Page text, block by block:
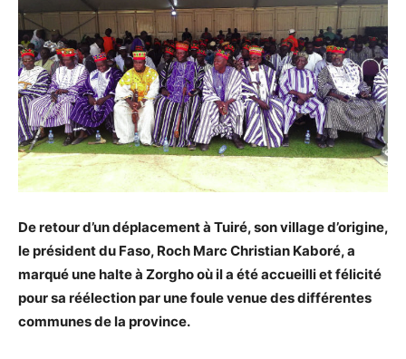
De retour d’un déplacement à Tuiré, son village d’origine,
le président du Faso, Roch Marc Christian Kaboré, a
marqué une halte à Zorgho où il a été accueilli et félicité
pour sa réélection par une foule venue des différentes
communes de la province.